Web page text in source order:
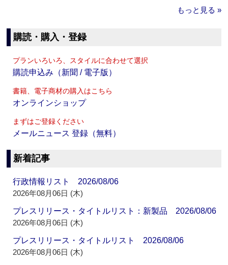
もっと見る »
購読・購入・登録
プランいろいろ、スタイルに合わせて選択
購読申込み（新聞 / 電子版）
書籍、電子商材の購入はこちら
オンラインショップ
まずはご登録ください
メールニュース 登録（無料）
新着記事
行政情報リスト 2026/08/06
2026年08月06日 (木)
プレスリリース・タイトルリスト：新製品 2026/08/06
2026年08月06日 (木)
プレスリリース・タイトルリスト 2026/08/06
2026年08月06日 (木)